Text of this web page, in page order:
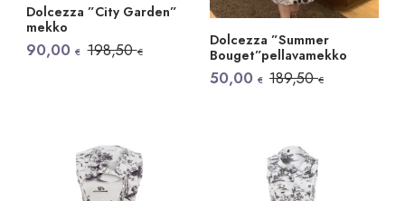
Dolcezza ”City Garden”
mekko
198,50€
Alkuperäinen
hinta
90,00€
Nykyinen
hinta
Dolcezza ”Summer
Bouget”pellavamekko
189,50€
Alkuperäinen
hinta
50,00 €
Nykyinen
hinta